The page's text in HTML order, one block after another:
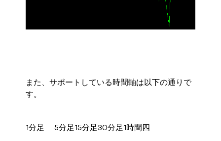
また、サポートしている時間軸は以下の通りで
す。
1分足 5分足15分足30分足1時間四